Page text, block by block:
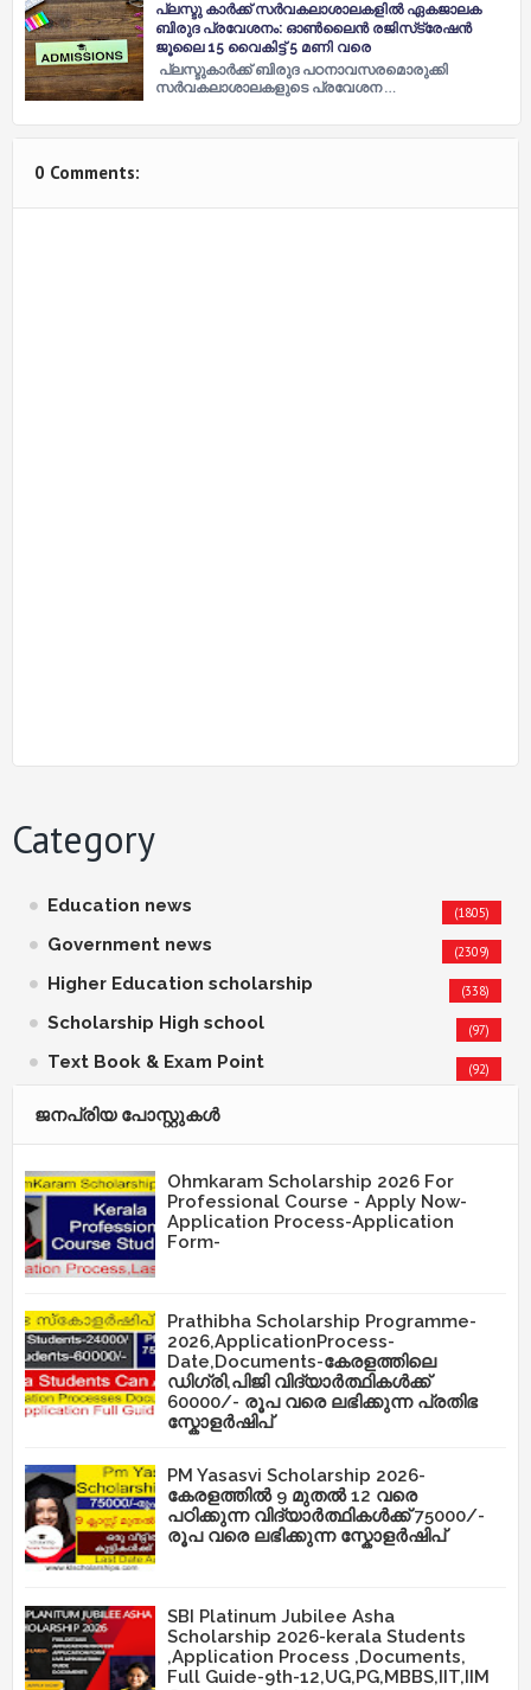
പ്ലസ്ടു ‍കാര്‍ക്ക് സര്‍വകലാശാലകളില്‍ ഏകജാലക
ബിരുദ പ്രവേശനം: ഓണ്‍ലൈന്‍ രജിസ്‌ട്രേഷന്‍
ജൂലൈ 15 വൈകിട്ട് 5 മണി വരെ
പ്ലസ്ടുകാര്‍ക്ക് ബിരുദ പഠനാവസരമൊരുക്കി
സര്‍വകലാശാലകളുടെ പ്രവേശന …
0 Comments:
Category
Education news (1805)
Government news (2309)
Higher Education scholarship (338)
Scholarship High school (97)
Text Book & Exam Point (92)
ജനപ്രിയ പോസ്റ്റുകള്‍‌
Ohmkaram Scholarship 2026 For
Professional Course - Apply Now-
Application Process-Application
Form-
Prathibha Scholarship Programme-
2026,ApplicationProcess-
Date,Documents-കേരളത്തിലെ
ഡിഗ്രി,പിജി വിദ്യാർത്ഥികൾക്ക്
60000/- രൂപ വരെ ലഭിക്കുന്ന പ്രതിഭ
സ്കോളർഷിപ്
PM Yasasvi Scholarship 2026-
കേരളത്തിൽ 9 മുതൽ 12 വരെ
പഠിക്കുന്ന വിദ്യാർത്ഥികൾക്ക് 75000/-
രൂപ വരെ ലഭിക്കുന്ന സ്കോളർഷിപ്
SBI Platinum Jubilee Asha
Scholarship 2026-kerala Students
,Application Process ,Documents,
Full Guide-9th-12,UG,PG,MBBS,IIT,IIM